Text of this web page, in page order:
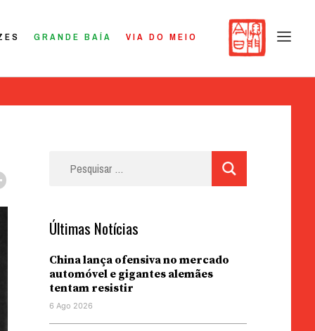
GRANDE BAÍA VIA DO MEIO
Últimas Notícias
China lança ofensiva no mercado
automóvel e gigantes alemães
tentam resistir
6 Ago 2026